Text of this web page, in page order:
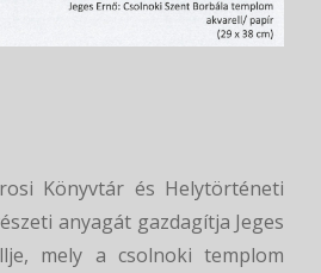
Könyvtár és Helytörténeti
anyagát gazdagítja Jeges
mely a csolnoki templom